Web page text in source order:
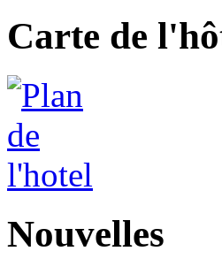
Carte de
Nouvelles